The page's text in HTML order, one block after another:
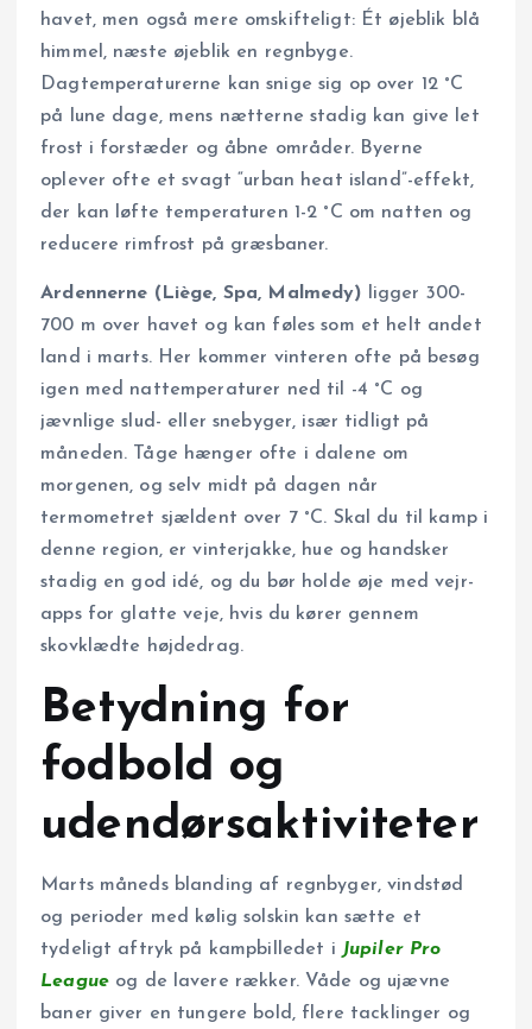
havet, men også mere omskifteligt: Ét øjeblik blå
himmel, næste øjeblik en regnbyge.
Dagtemperaturerne kan snige sig op over 12 °C
på lune dage, mens nætterne stadig kan give let
frost i forstæder og åbne områder. Byerne
oplever ofte et svagt “urban heat island”-effekt,
der kan løfte temperaturen 1-2 °C om natten og
reducere rimfrost på græsbaner.
Ardennerne (Liège, Spa, Malmedy) ligger 300-
700 m over havet og kan føles som et helt andet
land i marts. Her kommer vinteren ofte på besøg
igen med nattemperaturer ned til -4 °C og
jævnlige slud- eller snebyger, især tidligt på
måneden. Tåge hænger ofte i dalene om
morgenen, og selv midt på dagen når
termometret sjældent over 7 °C. Skal du til kamp i
denne region, er vinterjakke, hue og handsker
stadig en god idé, og du bør holde øje med vejr-
apps for glatte veje, hvis du kører gennem
skovklædte højdedrag.
Betydning for
fodbold og
udendørsaktiviteter
Marts måneds blanding af regnbyger, vindstød
og perioder med kølig solskin kan sætte et
tydeligt aftryk på kampbilledet i Jupiler Pro
Leagueog de lavere rækker. Våde og ujævne
baner giver en tungere bold, flere tacklinger og